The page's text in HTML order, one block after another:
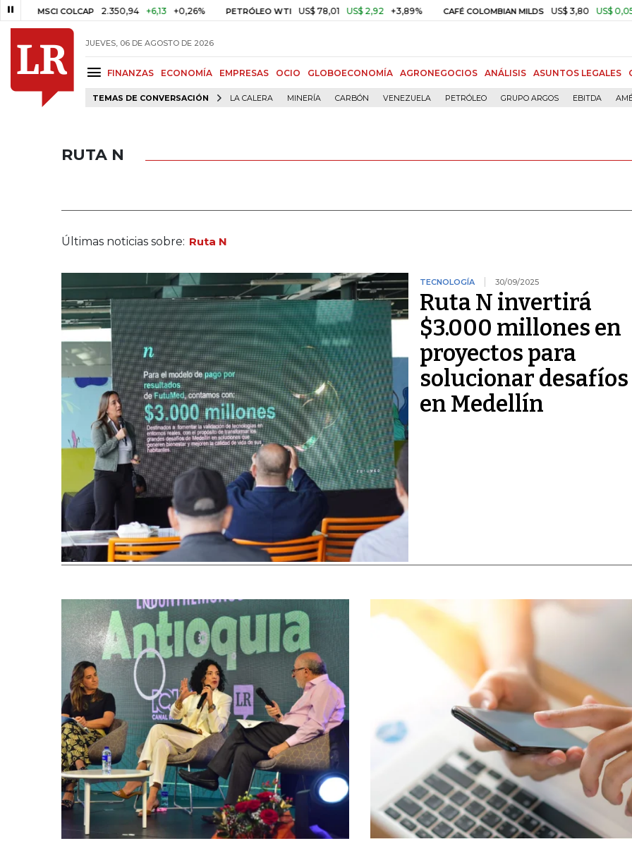
COLCAP 2.350,94 +6,13 +0,26% PETRÓLEO WTI US$ 78,01 US$ 2,92 +3,89% CAFÉ COLOMBIAN MILDS US$ 3,80 US$ 0,05 +1,40%
JUEVES, 06 DE AGOSTO DE 2026
FINANZAS ECONOMÍA EMPRESAS OCIO GLOBOECONOMÍA AGRONEGOCIOS ANÁLISIS ASUNTOS LEGALES
TEMAS DE CONVERSACIÓN LA CALERA MINERÍA CARBÓN VENEZUELA PETRÓLEO GRUPO ARGOS EBITDA
RUTA N
Últimas noticias sobre: Ruta N
TECNOLOGÍA 30/09/2025
Ruta N invertirá
$3.000 millones en
proyectos para
solucionar desafíos
en Medellín